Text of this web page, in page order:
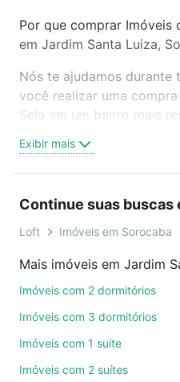
Por que comprar Imóveis
em Jardim Santa Luiza,
Nós te ajudamos durante
você realizar uma
Seja em um bairro mais
oferta ideal de Imóveis
Jardim Santa Luiza,
videochamada, é grátis,
ainda conta com mais de
de imóveis.
ruas, bairros e até
também pode usar os
Exibir mais
Continue suas buscas
Loft Imóveis em Sorocaba
Imóveis com 2 dormitórios
Imóveis com 3 dormitórios
Imóveis com 1 suíte
Imóveis com 2 suítes